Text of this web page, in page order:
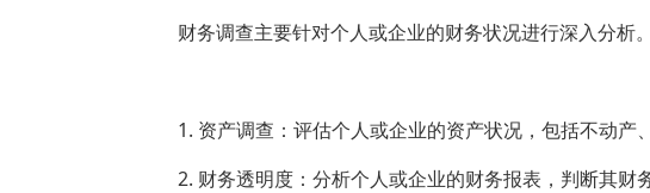
财务调查主要针对个人或企业的财务状况进行深入分析
1. 资产调查：评估个人或企业的资产状况，包括不动产
2. 财务透明度：分析个人或企业的财务报表，判断其财